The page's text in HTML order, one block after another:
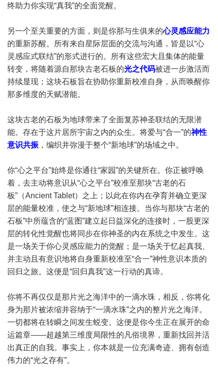
终助力你实现“真我”的全面觉醒。
另一个至关重要的方面，则是你那与生俱来的心灵感应能力
的重新苏醒。所有来自星际层面的交流与沟通，皆是以“心
灵感应式联结”的形式进行的。所有这些宏大且集体的能量
转变，将随着源自那块古老石板的光之代码被进一步激活而
持续显现；这块石板旨在协助你重新校准自身，从而唤醒你
那多维度的天赋潜能。
这块古老的石板为地球带来了全面复苏神圣联结的无限潜
能。存在于这片居所宇宙之内的众生。将爱与“合一”的神性
意识共振 ，编织并弥漫于整个“新地球”的场域之中。
你“心之平台”始终是你通往“家园”的关键所在。你正被呼唤
着，去主动将意识从“心之平台”校准至那块“古老的石
板”（Ancient Tablet）之上；以此在你内在孕育并确立更深
层的能量校准，使之与“新地球”相连接。当你与那块“古老的
石板”中所蕴含的“蓝图”建立起日益深化的连接时，一股更深
层的转化性觉醒也将同步在你神圣的内在系统之中发生。这
是一场关于你心灵感应能力的觉醒；是一场关于忆起真我、
并主动且有意识地将自身重新校准至“合一”神性意识本质的
回归之旅。这便是“回归真我”这一行动的真谛。
你将不再仅仅是那片光之海洋中的一滴水珠，相反，你将化
身为那片被浓缩并容纳于“一滴水珠”之内的整片光之海洋。
一切都将在转瞬之间发生蜕变。这便是你今生正在展开的命
运篇章——超越第三维度局限性的凡俗境界，重新找回并活
出真正的自我。事实上，你本就是一位充满奇迹、拥有创造
伟力的“光之存有”。